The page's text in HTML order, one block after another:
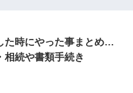
た時にやった事まとめ…
相続や書類手続き